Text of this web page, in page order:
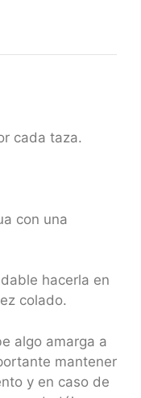
cada taza.
con una
hacerla en
colado.
algo amarga a
mantener
y en caso de